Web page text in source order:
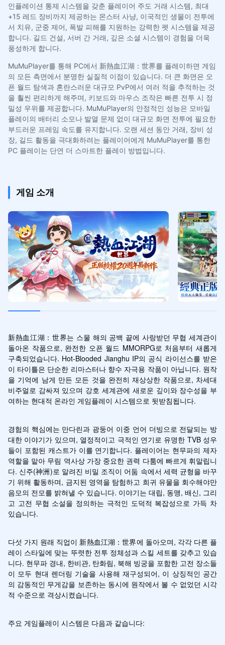
인플레이션 통제 시스템을 갖춘 플레이어 주도 거래 시스템, 최대
+15 레드 장비까지 제공하는 몬스터 사냥, 이국적인 생물이 전투에
서 치유, 군중 제어, 폭발 피해를 지원하는 강력한 펫 시스템을 제공
합니다. 길드 건설, 서버 간 거래, 깊은 소셜 시스템이 경험을 더욱
풍성하게 합니다.
MuMuPlayer를 통해 PC에서 新熱血江湖：世界를 플레이하면 게임
의 모든 측면에서 분명한 실질적 이점이 있습니다. 더 큰 화면은 오
픈 월드 탐색과 혼란스러운 대규모 PvP에서 여러 적을 추적하는 것
을 훨씬 편리하게 해주며, 키보드와 마우스 조작은 빠른 전투 시 정
밀성 우위를 제공합니다. MuMuPlayer의 안정적인 성능은 모바일
플레이의 배터리 소모나 발열 문제 없이 대규모 화면 전투에 필요한
부드러운 프레임 속도를 유지합니다. 오랜 세션 동안 거래, 장비 성
장, 길드 활동을 극대화하려는 플레이어에게 MuMuPlayer를 통한
PC 플레이는 단연 더 스마트한 플레이 방법입니다.
게임 소개
新熱血江湖：世界는 스물 해의 공백 끝에 사랑받던 무협 세계관이
돌아온 작품으로, 완전한 오픈 월드 MMORPG로 처음부터 새롭게
구축되었습니다. Hot-Blooded Jianghu IP의 공식 라이선스를 받은
이 타이틀은 단순한 리마스터나 향수 자극용 작품이 아닙니다. 원작
을 기억에 남게 만든 모든 것을 완전히 재상상한 작품으로, 차세대
비주얼로 감싸져 있으며 강호 세계관에 새로운 깊이와 장수성을 부
여하는 현대적 온라인 게임플레이 시스템으로 뒷받침됩니다.
경험의 핵심에는 만다린과 광둥어 이중 언어 더빙으로 전달되는 방
대한 이야기가 있으며, 열정적이고 극적인 연기로 유명한 TVB 성우
들이 포함된 캐스트가 이를 연기합니다. 플레이어는 현무파의 제자
역할을 맡아 무림 역사상 가장 중요한 권력 다툼에 빠르게 휘말립니
다. 신주(神洲)로 알려진 비밀 조직이 어둠 속에서 세력 균형을 바꾸
기 위해 활동하며, 금지된 영역을 탐험하고 희귀 유물을 회수해야만
음모의 전모를 밝혀낼 수 있습니다. 이야기는 대립, 동맹, 배신, 그리
고 고전 무협 소설을 정의하는 극적인 도덕적 복잡성으로 가득 차
있습니다.
다섯 가지 원래 직업이 新熱血江湖：世界에 돌아오며, 각각 다른 플
레이 스타일에 맞는 뚜렷한 전투 정체성과 스킬 세트를 갖추고 있습
니다. 현무파 경내, 한비관, 탄화림, 북해 빙궁을 포함한 고전 장소들
이 모두 현대 렌더링 기술을 사용해 재구성되어, 이 상징적인 공간
의 감동적인 무게감을 보존하는 동시에 원작에서 볼 수 없었던 시각
적 수준으로 격상시켰습니다.
주요 게임플레이 시스템은 다음과 같습니다: